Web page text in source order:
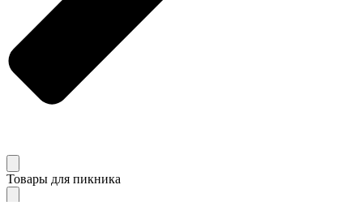
Товары для пикника